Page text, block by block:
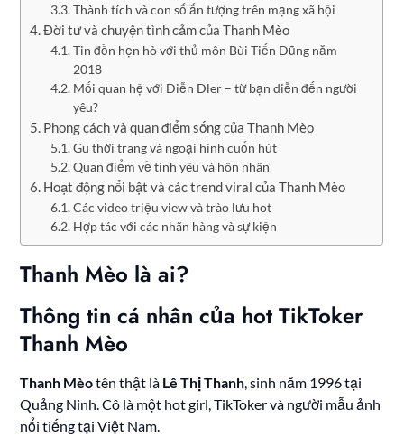
Thành tích và con số ấn tượng trên mạng xã hội
Đời tư và chuyện tình cảm của Thanh Mèo
Tin đồn hẹn hò với thủ môn Bùi Tiến Dũng năm
2018
Mối quan hệ với Diễn Dler – từ bạn diễn đến người
yêu?
Phong cách và quan điểm sống của Thanh Mèo
Gu thời trang và ngoại hình cuốn hút
Quan điểm về tình yêu và hôn nhân
Hoạt động nổi bật và các trend viral của Thanh Mèo
Các video triệu view và trào lưu hot
Hợp tác với các nhãn hàng và sự kiện
Thanh Mèo là ai?
Thông tin cá nhân của hot TikToker
Thanh Mèo
Thanh Mèotên thật là Lê Thị Thanh, sinh năm 1996 tại
Quảng Ninh. Cô là một hot girl, TikToker và người mẫu ảnh
nổi tiếng tại Việt Nam.